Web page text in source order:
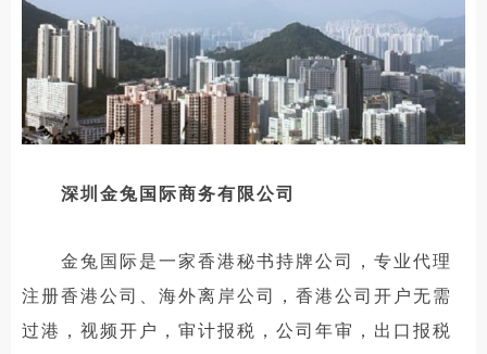
深圳金兔国际商务有限公司
金兔国际是一家香港秘书持牌公司，专业代理
注册香港公司、海外离岸公司，香港公司开户无需
过港，视频开户，审计报税，公司年审，出口报税